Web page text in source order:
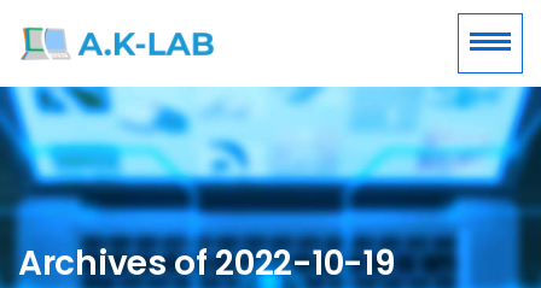
Archives of 2022-10-19